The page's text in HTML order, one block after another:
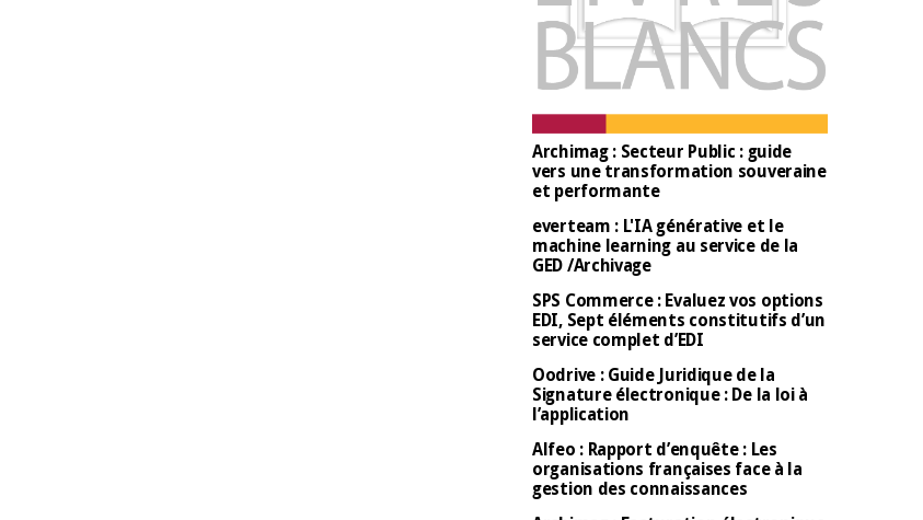
Archimag : Secteur Public : guide
vers une transformation souveraine
et performante
everteam : L'IA générative et le
machine learning au service de la
GED /Archivage
SPS Commerce : Evaluez vos options
EDI, Sept éléments constitutifs d’un
service complet d’EDI
Oodrive : Guide Juridique de la
Signature électronique : De la loi à
l’application
Alfeo : Rapport d’enquête : Les
organisations françaises face à la
gestion des connaissances